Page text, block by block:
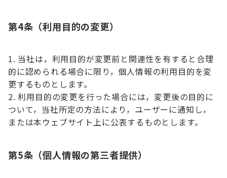
第4条（利用目的の変更）
当社は，利用目的が変更前と関連性を有すると合理
的に認められる場合に限り，個人情報の利用目的を変
更するものとします。
利用目的の変更を行った場合には，変更後の目的に
ついて，当社所定の方法により，ユーザーに通知し，
または本ウェブサイト上に公表するものとします。
第5条（個人情報の第三者提供）